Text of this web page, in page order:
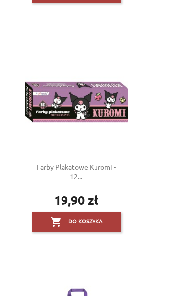
Farby Plakatowe Kuromi -
12...
Cena
19,90 zł
 DO KOSZYKA